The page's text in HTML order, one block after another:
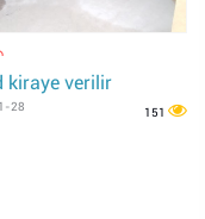
kiraye verilir
28 151